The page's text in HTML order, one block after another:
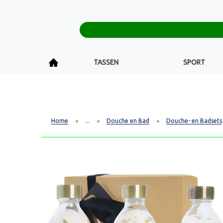
TASSEN SPORT
Home > ... > Douche en Bad > Douche- en Badsets